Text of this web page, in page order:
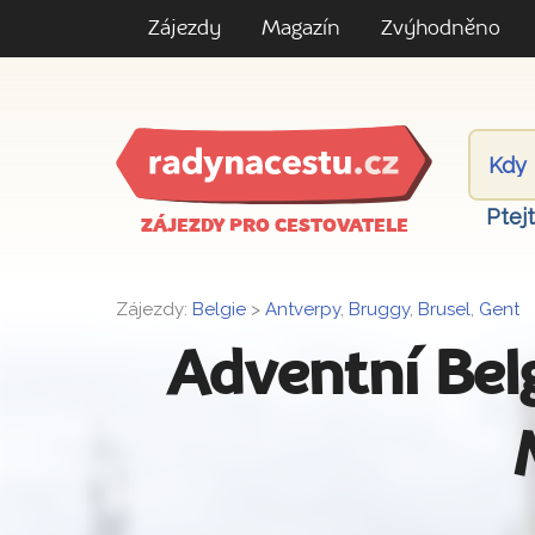
Zájezdy Magazín Zvýhodněno
ZÁJEZDY PRO CESTOVATELE
Zájezdy: Belgie > Antverpy, Bruggy, Brusel, Gent
Adventní